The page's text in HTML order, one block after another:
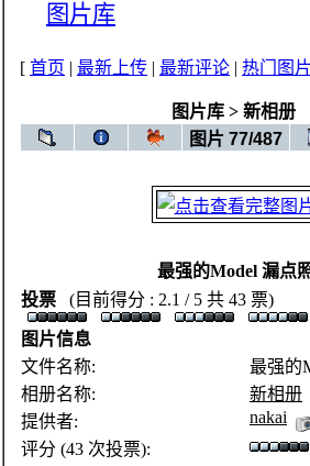
图片库
[ 首页 | 最新上传 | 最新评论 | 热门图
图片库 > 新相册
图片 77/487
最强的Model 漏点
投票
(目前得分 : 2.1 / 5 共 43 票)
图片信息
文件名称:
最强的
相册名称:
新相册
提供者:
nakai
评分 (43 次投票):